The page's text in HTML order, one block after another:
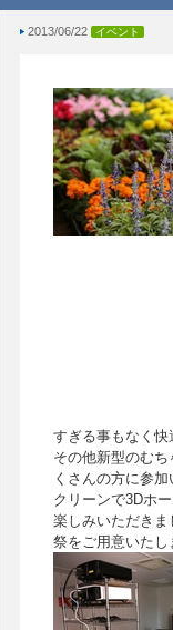
2013/06/22 イベント
すぎる事もなく快
その他新型のむ
くさんの方に参
クリーンで3Dホ
楽しみいただき
祭をご用意いたし